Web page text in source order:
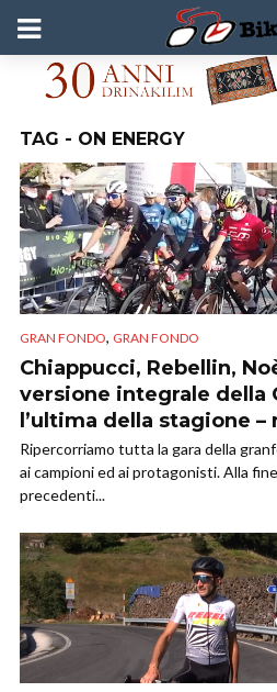
TAG - ON ENERGY
GRAN FONDO, GRAN FONDO
Chiappucci, Rebellin,
versione integrale della
l’ultima della stagione –
Ripercorriamo tutta la gara della
ai campioni ed ai protagonisti. Alla
precedenti...